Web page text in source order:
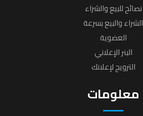
نصائح للبيع والشراء
الشراء والبيع بسرعة
العضوية
البنر الإعلاني
الترويج لإعلانك
معلومات